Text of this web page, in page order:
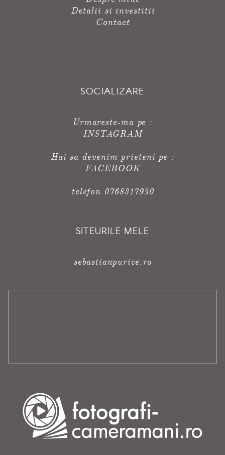
Detalii si investitii
Contact
SOCIALIZARE
Urmareste-ma pe :
INSTAGRAM
Hai sa devenim prieteni pe :
FACEBOOK
telefon 0768317950
SITEURILE MELE
sebastianpurice.ro